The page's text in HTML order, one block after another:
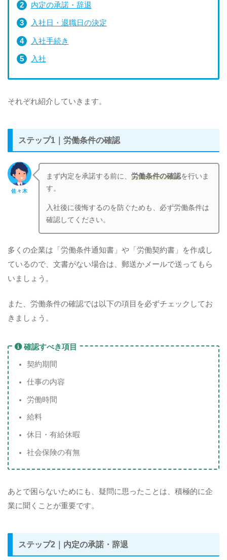
内定の承諾・辞退
入社日・退職日の決定
入社手続き
入社
それぞれ紹介していきます。
ステップ1｜労働条件の確認
佐々木
まず内定を承諾する前に、労働条件の確認を行いま
す。
入社後に後悔するのを防ぐためも、必ず労働条件は
確認してください。
多くの企業は「労働条件通知書」や「労働契約書」を作成し
ているので、文書がない場合は、郵送かメールで送ってもら
いましょう。
また、労働条件の確認では以下の項目を必ずチェックしてお
きましょう。
確認すべき項目
契約期間
仕事の内容
労働時間
給料
休日・有給休暇
社会保険の有無
あとで困らないためにも、疑問に思ったことは、積極的に企
業に聞くことが重要です。
ステップ2｜内定の承諾・辞退